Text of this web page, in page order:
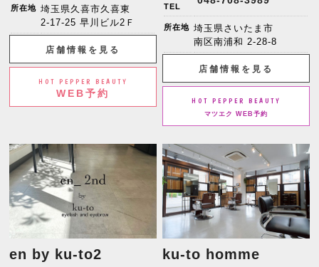
所在地 埼玉県久喜市久喜東
2-17-25 早川ビル2Ｆ
店舗情報を見る
HOT PEPPER BEAUTY
WEB予約
TEL
所在地 埼玉県さいたま市
南区南浦和 2-28-8
店舗情報を見る
HOT PEPPER BEAUTY
マツエク WEB予約
en by ku-to2 ku-to homme